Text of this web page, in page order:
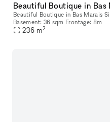
Beautiful Boutique in Bas
Beautiful Boutique in Bas Marais Size: 236 sqm GroundFloor: 200 sqm
Basement: 36 sqm Frontage: 8m
236 m2